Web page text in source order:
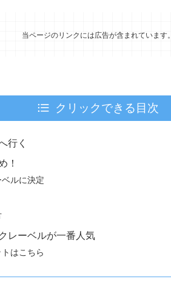
当ページのリンクには広告が含まれています。
クリックできる目次
行く
！
ルに決定
レーベルが一番人気
トはこちら